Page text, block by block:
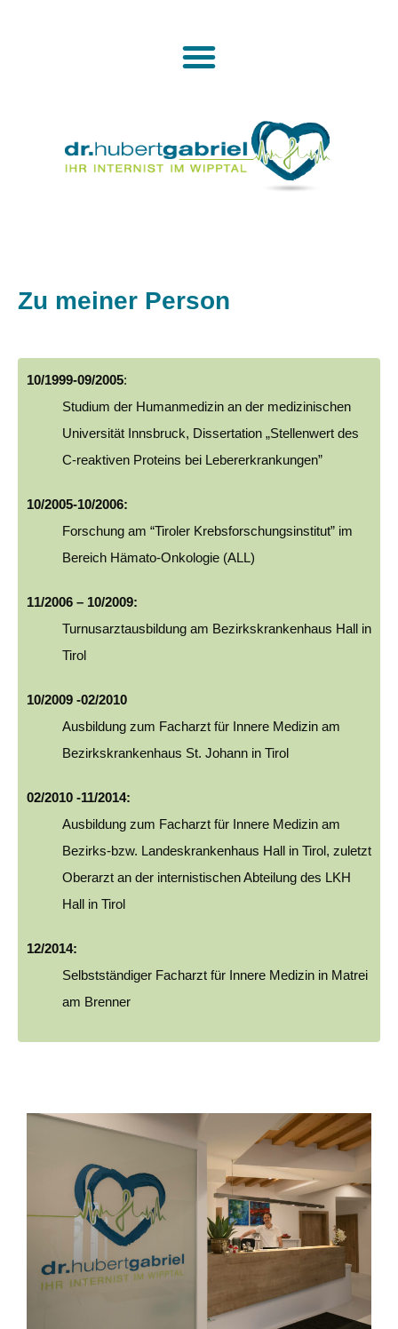
Zu meiner Person
10/1999-09/2005:
Studium der Humanmedizin an der medizinischen
Universität Innsbruck, Dissertation „Stellenwert des
C-reaktiven Proteins bei Lebererkrankungen”
10/2005-10/2006:
Forschung am “Tiroler Krebsforschungsinstitut” im
Bereich Hämato-Onkologie (ALL)
11/2006 – 10/2009:
Turnusarztausbildung am Bezirkskrankenhaus Hall in
Tirol
10/2009 -02/2010
Ausbildung zum Facharzt für Innere Medizin am
Bezirkskrankenhaus St. Johann in Tirol
02/2010 -11/2014:
Ausbildung zum Facharzt für Innere Medizin am
Bezirks-bzw. Landeskrankenhaus Hall in Tirol, zuletzt
Oberarzt an der internistischen Abteilung des LKH
Hall in Tirol
12/2014:
Selbstständiger Facharzt für Innere Medizin in Matrei
am Brenner